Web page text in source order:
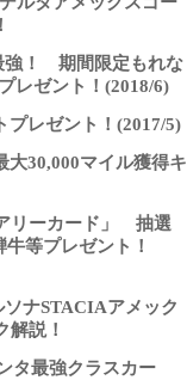
強！ 期間限定もれな
レゼント！(2018/6)
レゼント！(2017/5)
大30,000マイル獲得キ
リーカード」 抽選
等プレゼント！
ナSTACIAアメック
説！
タ最強クラスカー